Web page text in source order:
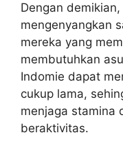
Dengan
mengenyangkan
mereka yang
membutuhkan
Indomie dapat
cukup lama,
menjaga stamina
beraktivitas.